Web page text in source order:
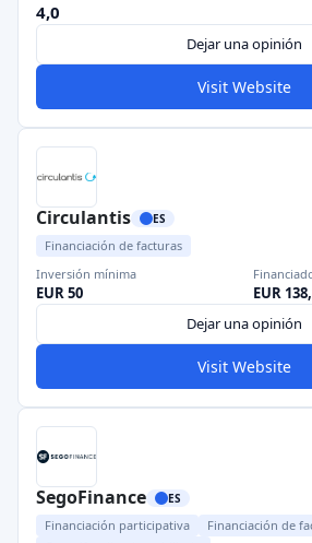
4,0
Dejar una opinión
Visit Website
Circulantis ES
Financiación de facturas
Inversión mínima
EUR 50
EUR
Dejar una opinión
Visit Website
SegoFinance ES
Financiación participativa
Financiación de